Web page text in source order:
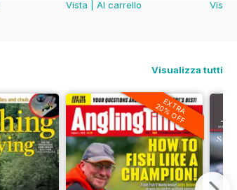
Vista
Al carrello
Vista
Visualizza tutti
EXTRA
20% OFF